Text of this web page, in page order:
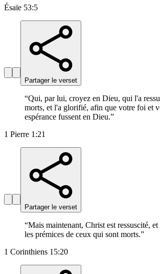
Ésaïe 53:5
Partager le verset
“Qui, par lui, croyez en Dieu, qui l'a
morts, et l'a glorifié, afin que votre foi et
espérance fussent en Dieu.”
1 Pierre 1:21
Partager le verset
“Mais maintenant, Christ est ressuscité,
les prémices de ceux qui sont morts.”
1 Corinthiens 15:20